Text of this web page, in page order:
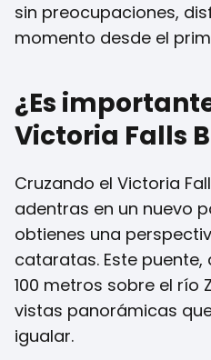
sin preocupaciones,
momento desde el
¿Es
Victoria Falls
Cruzando el Victoria
adentras en un nuevo
obtienes una
cataratas. Este
100 metros sobre el río
vistas panorámicas
igualar.